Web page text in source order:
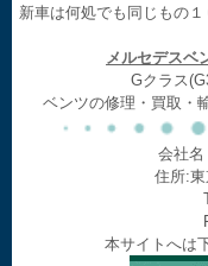
新車は何処でも同じもの
メルセデスベ
Gクラス
ベンツの修理・買取・
会社名
住所:東
本サイトへは